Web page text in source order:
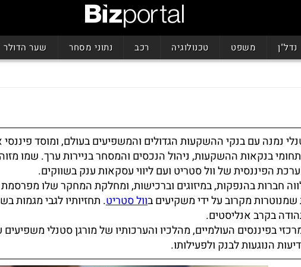
נדל"ן משפט טכנולוגיה רכב נתוני מסחר שער הדולר
נמנה עם בנקי ההשקעות הגדולים והמשפיעים בעולם, ומוסד
בנקאות ההשקעות, ניהול הנכסים והמסחר בניירות ערך. שמו
הפיננסית של וול סטריט ועם ליווי עסקאות ענק בשווקים.
חברות בהנפקות, במיזוגים וברכישות, ומחלקת המחקר שלו
שמנוטרות מקרוב על ידי משקיעים בוול סטריט. תחזיותיו לגבי מגמות
בקרב אנליסטים.
בפיננסים העולמיים, מהלכיו והערכותיו של מורגן סטנלי
הנוגעות לבנק ולפעילותו.